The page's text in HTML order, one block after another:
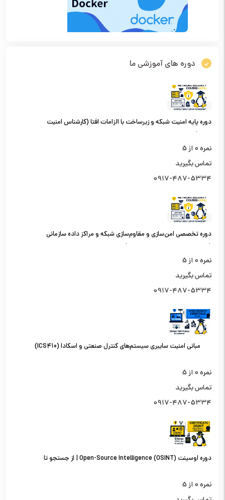
دوره های آموزشی ما
دوره پایه امنیت شبکه و زیرساخت با الزامات افتا (کارشناس امنیت
شبکه)
نمره0 از 5
تماس بگیرید
0917-487-5334
دوره تخصصی امن‌سازی و مقاوم‌سازی شبکه و مراکز داده سازمانی
(کارشناس امنیت شبکه سطح یک)
نمره0 از 5
تماس بگیرید
0917-487-5334
مبانی امنیت سایبری سیستم‌های کنترل صنعتی و اسکادا (ICS410)
نمره0 از 5
تماس بگیرید
0917-487-5334
دوره اوسینت (OSINT) Open-Source Intelligence | از جستجو تا
نمره0 از 5